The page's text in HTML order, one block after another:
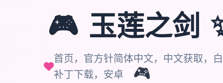
🎮
🎮 玉莲之剑
首页，官方针简体中文，中文获取，
补丁下载，安卓